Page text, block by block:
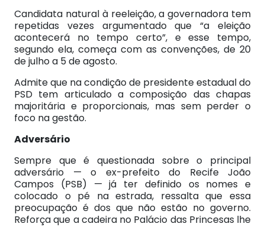
Candidata natural à reeleição, a governadora tem
repetidas vezes argumentado que “a eleição
acontecerá no tempo certo”, e esse tempo,
segundo ela, começa com as convenções, de 20
de julho a 5 de agosto.
Admite que na condição de presidente estadual do
PSD tem articulado a composição das chapas
majoritária e proporcionais, mas sem perder o
foco na gestão.
Adversário
Sempre que é questionada sobre o principal
adversário — o ex-prefeito do Recife João
Campos (PSB) — já ter definido os nomes e
colocado o pé na estrada, ressalta que essa
preocupação é dos que não estão no governo.
Reforça que a cadeira no Palácio das Princesas lhe